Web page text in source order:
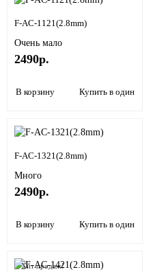
F-AC-1121(2.8mm)
Очень мало
2490р.
В корзину Купить в один клик
F-AC-1321(2.8mm)
Много
2490р.
В корзину Купить в один клик
Хит продаж!